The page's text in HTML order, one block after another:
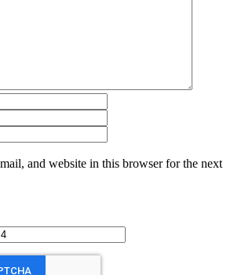
and website in this browser for the next